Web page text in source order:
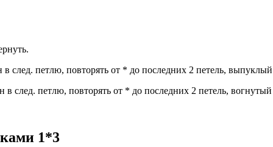
след. петлю, повторять от * до последних 2 петель,
след. петлю, повторять от * до последних 2 петель,
1*3